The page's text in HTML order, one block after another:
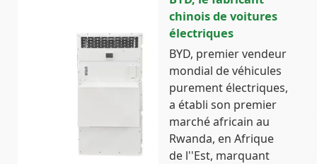
chinois de voitures
électriques
BYD, premier vendeur
mondial de véhicules
purement‌ électriques,
a établi son premier
marché africain au
Rwanda, en ‌Afrique
de l''Est, marquant